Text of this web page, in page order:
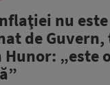
nu este
de
Hunor: „este